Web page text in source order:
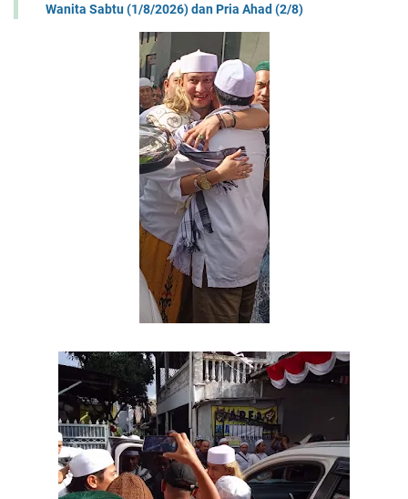
Wanita Sabtu (1/8/2026) dan Pria Ahad (2/8)